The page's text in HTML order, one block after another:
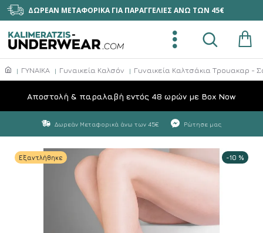
ΔΩΡΕΑΝ ΜΕΤΑΦΟΡΙΚΑ ΓΙΑ ΠΑΡΑΓΓΕΛΙΕΣ ΑΝΩ ΤΩΝ 45€
ΓΥΝΑΙΚΑ Γυναικεία Καλσόν Γυναικεία Καλτσάκια Τρουακαρ -
Aποστολή & παραλαβή εντός 48 ωρών με Box Now
Δωρεάν Μεταφορικά άνω των 45€ Ρώτησε μας
-10 %
Εξαντλήθηκε